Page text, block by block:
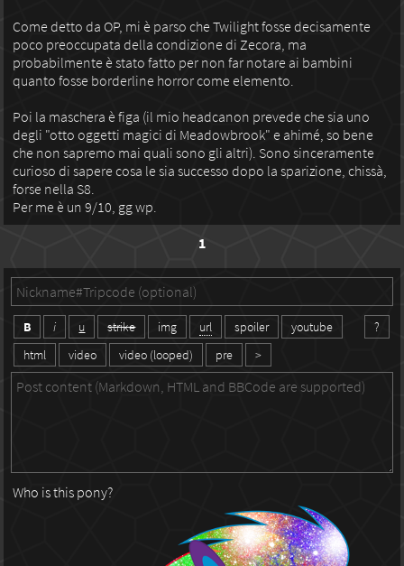
Come detto da OP, mi è parso che Twilight fosse decisamente
poco preoccupata della condizione di Zecora, ma
probabilmente è stato fatto per non far notare ai bambini
quanto fosse borderline horror come elemento.
Poi la maschera è figa (il mio headcanon prevede che sia uno
degli "otto oggetti magici di Meadowbrook" e ahimé, so bene
che non sapremo mai quali sono gli altri). Sono sinceramente
curioso di sapere cosa le sia successo dopo la sparizione, chissà,
forse nella S8.
Per me è un 9/10, gg wp.
1
?
B i u strike img url spoiler
youtube
html
video video (looped) pre >
Who is this pony?